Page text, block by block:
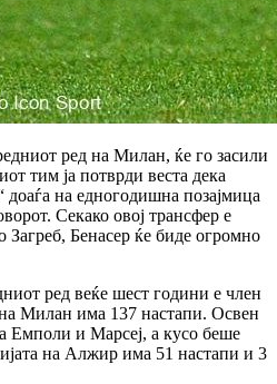
ред на Милан, ќе го засили
тим ја потврди веста дека
доаѓа на едногодишна позајмица
Секако овој трансфер е
Бенасер ќе биде огромно
ред веќе шест години е член
Милан има 137 настапи. Освен
Емполи и Марсеј, а кусо беше
на Алжир има 51 настапи и 3